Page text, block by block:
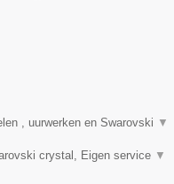
, uurwerken en Swarovski ▼
crystal, Eigen service ▼